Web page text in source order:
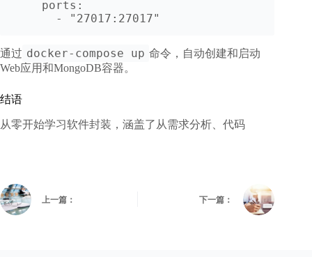
      - "27017:27017"
通过 docker-compose up 命令，自动创建和启动
Web应用和MongoDB容器。
结语
从零开始学习软件封装，涵盖了从需求分析、代码
上一篇： 下一篇：